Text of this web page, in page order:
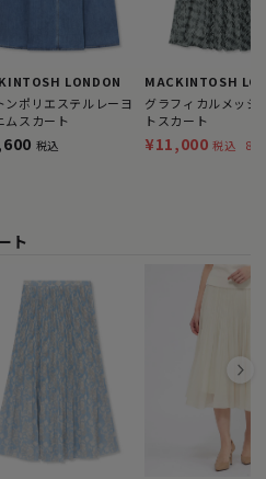
LONDON
ンポリエステルレーヨ
ムスカート
税込
MACKINTOSH
グラフィカルメッシ
トスカート
¥11,000 税込
ト